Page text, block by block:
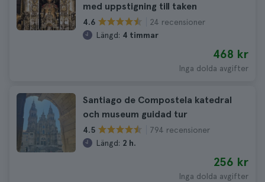
med uppstigning till taken
4.6
24 recensioner
Längd: 4 timmar
468 kr
Inga dolda avgifter
Santiago de Compostela katedral
och museum guidad tur
4.5
794 recensioner
Längd: 2 h.
256 kr
Inga dolda avgifter